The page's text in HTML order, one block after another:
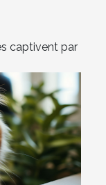
captivent par